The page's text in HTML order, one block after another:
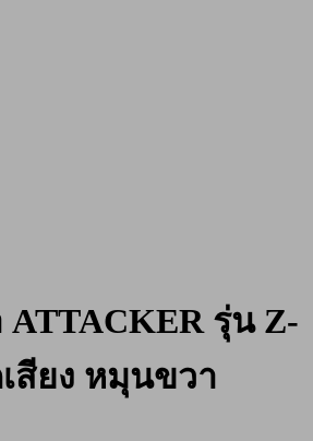
รุ่น Z-
สียง หมุนขวา